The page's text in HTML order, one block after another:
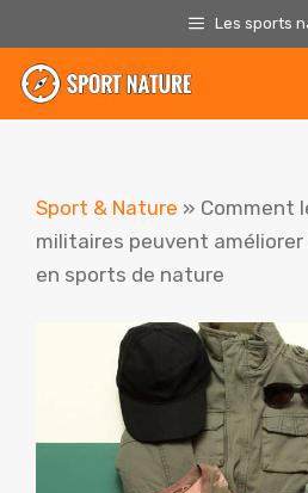
au
contenu
Les sports
Sport & Nature » Comment
militaires peuvent
en sports de nature